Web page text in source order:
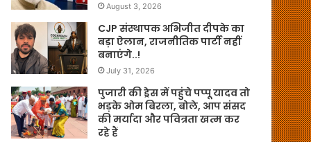
August 3, 2026
CJP संस्थापक अभिजीत दीपके का
बड़ा ऐलान, राजनीतिक पार्टी नहीं
बनाएंगे..!
July 31, 2026
पुजारी की ड्रेस में पहुंचे पप्पू यादव तो
भड़के ओम बिरला, बोले, आप संसद
की मर्यादा और पवित्रता खत्म कर
रहे हैं